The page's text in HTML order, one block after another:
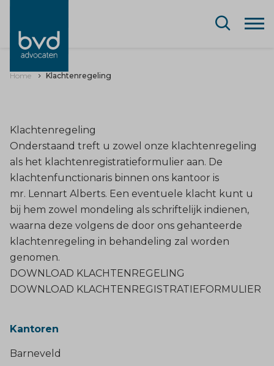
Home Klachtenregeling
Klachtenregeling
Onderstaand treft u zowel onze klachtenregeling
als het klachtenregistratieformulier aan. De
klachtenfunctionaris binnen ons kantoor is
mr. Lennart Alberts. Een eventuele klacht kunt u
bij hem zowel mondeling als schriftelijk indienen,
waarna deze volgens de door ons gehanteerde
klachtenregeling in behandeling zal worden
genomen.
DOWNLOAD KLACHTENREGELING
DOWNLOAD KLACHTENREGISTRATIEFORMULIER
Kantoren
Barneveld